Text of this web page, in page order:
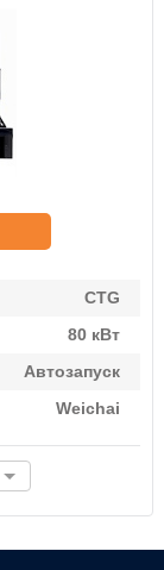
CTG
80 кВт
Автозапуск
Weichai